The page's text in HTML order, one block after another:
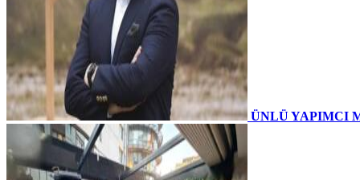
ÜNLÜ YAPIMCI